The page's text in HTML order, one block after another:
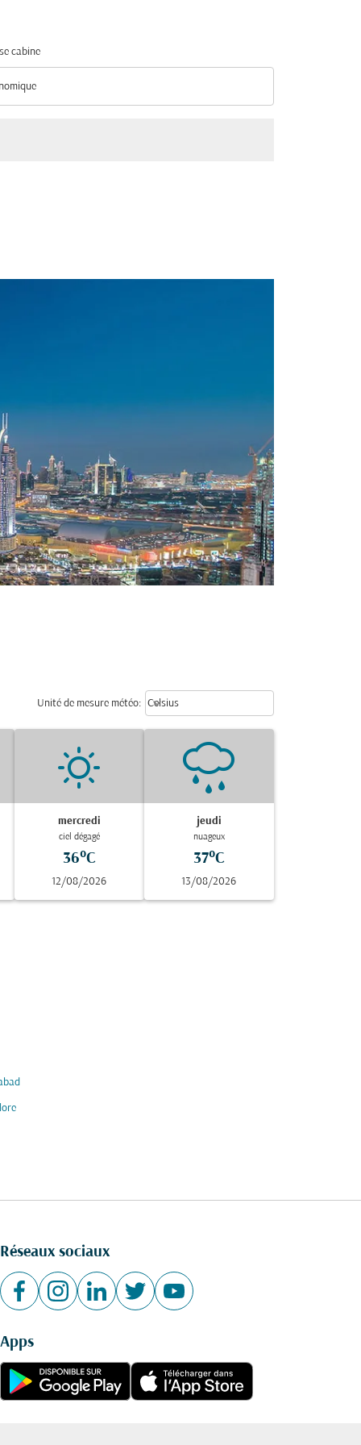
cabine
cabine option Économique Selected
Unité de mesure météo: Weather unit option Celsius
Celsius
keyboard_arrow_down
mercredi
ciel dégagé
36°C
12/08/2026
jeudi
nuageux
37°C
13/08/2026
Réseaux sociaux
Apps